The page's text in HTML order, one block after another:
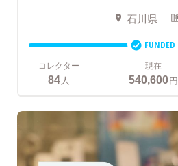
石川県
FUNDED
コレクター
84 人
現在
540,600円